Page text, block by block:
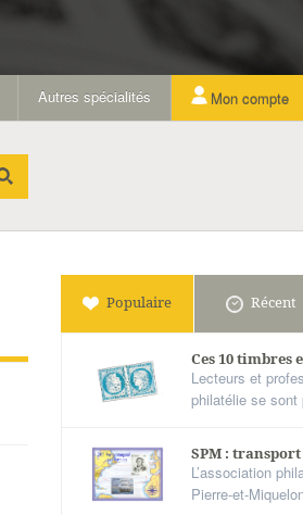
Autres spécialités Mon compte
Populaire Récent
Ces 10 timbres
Lecteurs et
philatélie se
SPM :
L’association
Pierre-et-